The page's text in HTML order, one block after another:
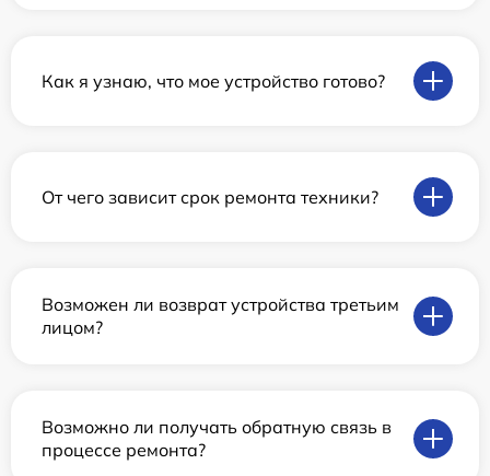
Как я узнаю, что мое устройство готово?
От чего зависит срок ремонта техники?
Возможен ли возврат устройства третьим
лицом?
Возможно ли получать обратную связь в
процессе ремонта?